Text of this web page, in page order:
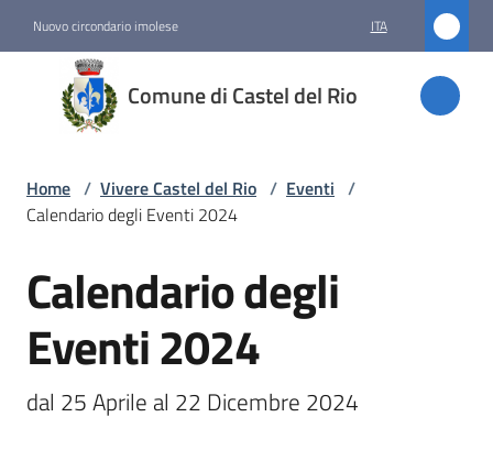
Nuovo circondario imolese ITA
Comune di Castel del Rio
Comune
di
Castel
Amministrazione
Novità
Servizi
Home / Vivere Castel del Rio / Eventi /
Calendario degli Eventi 2024
Salta al contenuto
Calendario degli
Eventi 2024
dal 25 Aprile al 22 Dicembre 2024